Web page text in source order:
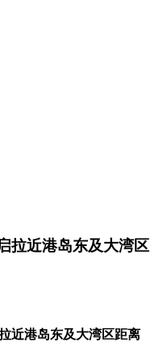
拉近港岛东及大湾区
近港岛东及大湾区距离